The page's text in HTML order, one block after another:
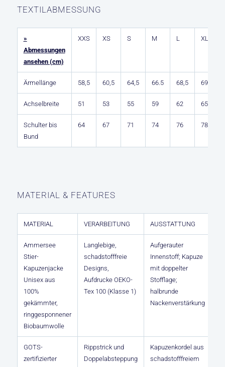
TEXTILABMESSUNG
»
Abmessungen
ansehen (cm)
XXS XS S M L XL
Ärmellänge 58,5 60,5 64,5 66.5 68,5 69
Achselbreite 51 53 55 59 62 65
Schulter bis
Bund
64 67 71 74 76 78
MATERIAL & FEATURES
MATERIAL VERARBEITUNG AUSSTATTUNG
Ammersee
Stier-
Kapuzenjacke
Unisex aus
100%
gekämmter,
ringgesponnener
Biobaumwolle
Langlebige,
schadstofffreie
Designs,
Aufdrucke OEKO-
Tex 100 (Klasse 1)
Aufgerauter
Innenstoff; Kapuze
mit doppelter
Stofflage;
halbrunde
Nackenverstärkung
GOTS-
zertifizierter
Rippstrick und
Doppelabsteppung
Kapuzenkordel aus
schadstofffreiem